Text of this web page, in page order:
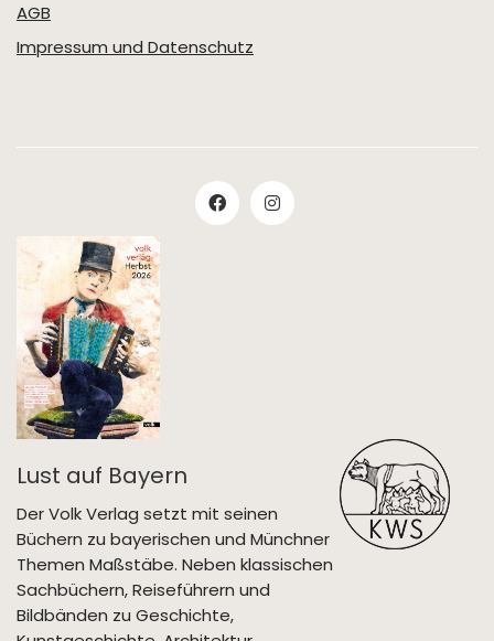
AGB
Impressum und Datenschutz
Lust auf Bayern
Der Volk Verlag setzt mit seinen
Büchern zu bayerischen und Münchner
Themen Maßstäbe. Neben klassischen
Sachbüchern, Reiseführern und
Bildbänden zu Geschichte,